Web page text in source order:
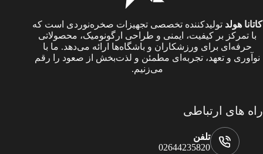
کاتانا هولد تولیدکننده تخصصی تجهیزات صخره‌نوردی است که
با تمرکز بر کیفیت، ایمنی و طراحی ارگونومیک، محصولاتی
حرفه‌ای برای ورزشکاران و باشگاه‌ها ارائه می‌دهد. ما با
نوآوری و تعهد، تجربه‌ای مطمئن و لذت‌بخش از صعود را رقم
می‌زنیم.
راه های ارتباطی
تلفن
02644235820